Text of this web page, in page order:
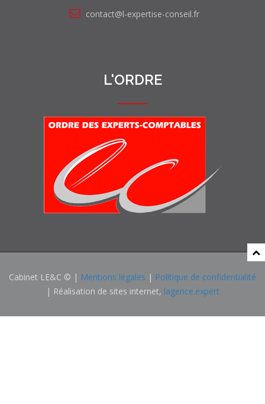
contact@l-expertise-conseil.fr
L'ORDRE
Cabinet LE&C © | Mentions légales | Politique de confidentialité
| Réalisation de sites internet, lagence.expert